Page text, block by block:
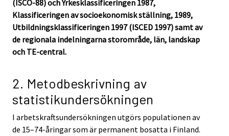
(ISCO-88) och Yrkesklassificeringen 1987,
Klassificeringen av socioekonomisk ställning, 1989,
Utbildningsklassificeringen 1997 (ISCED 1997) samt av
de regionala indelningarna storområde, län, landskap
och TE-central.
2. Metodbeskrivning av
statistikundersökningen
I arbetskraftsundersökningen utgörs populationen av
de 15–74-åringar som är permanent bosatta i Finland.